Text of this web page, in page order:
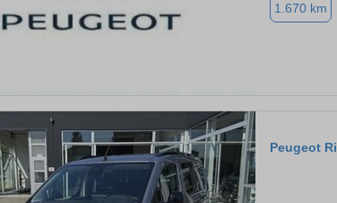
1.670 km
Peugeot